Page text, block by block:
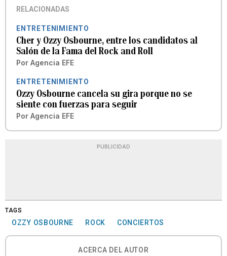
RELACIONADAS
ENTRETENIMIENTO
Cher y Ozzy Osbourne, entre los candidatos al
Salón de la Fama del Rock and Roll
Por Agencia EFE
ENTRETENIMIENTO
Ozzy Osbourne cancela su gira porque no se
siente con fuerzas para seguir
Por Agencia EFE
PUBLICIDAD
TAGS
OZZY OSBOURNE ROCK CONCIERTOS
ACERCA DEL AUTOR